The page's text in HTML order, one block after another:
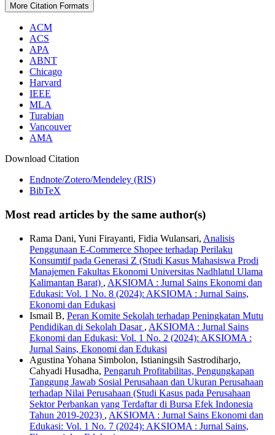
More Citation Formats
ACM
ACS
APA
ABNT
Chicago
Harvard
IEEE
MLA
Turabian
Vancouver
AMA
Download Citation
Endnote/Zotero/Mendeley (RIS)
BibTeX
Most read articles by the same author(s)
Rama Dani, Yuni Firayanti, Fidia Wulansari, Analisis
Penggunaan E-Commerce Shopee terhadap Perilaku
Konsumtif pada Generasi Z (Studi Kasus Mahasiswa Prodi
Manajemen Fakultas Ekonomi Universitas Nadhlatul Ulama
Kalimantan Barat) , AKSIOMA : Jurnal Sains Ekonomi dan
Edukasi: Vol. 1 No. 8 (2024): AKSIOMA : Jurnal Sains,
Ekonomi dan Edukasi
Ismail B, Peran Komite Sekolah terhadap Peningkatan Mutu
Pendidikan di Sekolah Dasar , AKSIOMA : Jurnal Sains
Ekonomi dan Edukasi: Vol. 1 No. 2 (2024): AKSIOMA :
Jurnal Sains, Ekonomi dan Edukasi
Agustina Yohana Simbolon, Istianingsih Sastrodiharjo,
Cahyadi Husadha, Pengaruh Profitabilitas, Pengungkapan
Tanggung Jawab Sosial Perusahaan dan Ukuran Perusahaan
terhadap Nilai Perusahaan (Studi Kasus pada Perusahaan
Sektor Perbankan yang Terdaftar di Bursa Efek Indonesia
Tahun 2019-2023) , AKSIOMA : Jurnal Sains Ekonomi dan
Edukasi: Vol. 1 No. 7 (2024): AKSIOMA : Jurnal Sains,